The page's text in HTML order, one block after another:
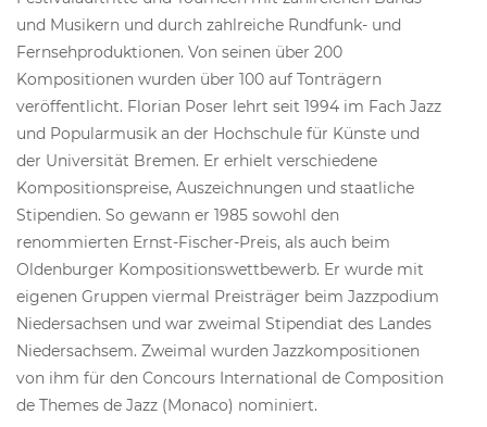
und Musikern und durch zahlreiche Rundfunk- und
Fernsehproduktionen. Von seinen über 200
Kompositionen wurden über 100 auf Tonträgern
veröffentlicht. Florian Poser lehrt seit 1994 im Fach Jazz
und Popularmusik an der Hochschule für Künste und
der Universität Bremen. Er erhielt verschiedene
Kompositionspreise, Auszeichnungen und staatliche
Stipendien. So gewann er 1985 sowohl den
renommierten Ernst-Fischer-Preis, als auch beim
Oldenburger Kompositionswettbewerb. Er wurde mit
eigenen Gruppen viermal Preisträger beim Jazzpodium
Niedersachsen und war zweimal Stipendiat des Landes
Niedersachsem. Zweimal wurden Jazzkompositionen
von ihm für den Concours International de Composition
de Themes de Jazz (Monaco) nominiert.